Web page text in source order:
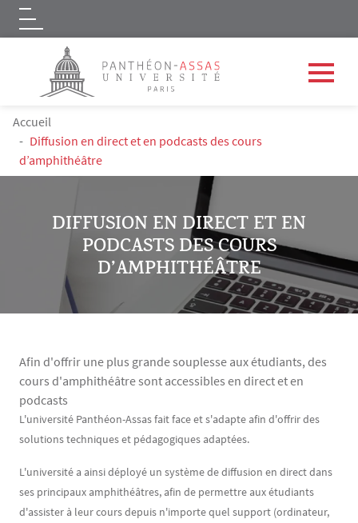
Aller au contenu principal
Logo
FIL D'ARIANE
Accueil
Diffusion en direct et en podcasts des cours
d’amphithéâtre
DIFFUSION EN DIRECT ET EN
PODCASTS DES COURS
D’AMPHITHÉÂTRE
Afin d'offrir une plus grande souplesse aux étudiants, des
cours d'amphithéâtre sont accessibles en direct et en
podcasts
Contenu
Texte
L'université Panthéon-Assas fait face et s'adapte afin d'offrir des
solutions techniques et pédagogiques adaptées.
L'université a ainsi déployé un système de diffusion en direct dans
ses principaux amphithéâtres, afin de permettre aux étudiants
d'assister à leur cours depuis n'importe quel support (ordinateur,